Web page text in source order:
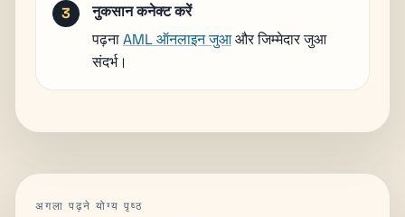
नुकसान कनेक्ट करें
पढ़नाAML ऑनलाइन जुआऔर जिम्मेदार जुआ
संदर्भ।
अगला पढ़ने योग्य पृष्ठ